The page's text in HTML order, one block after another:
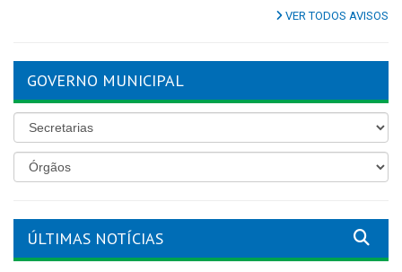
VER TODOS AVISOS
GOVERNO MUNICIPAL
ÚLTIMAS NOTÍCIAS